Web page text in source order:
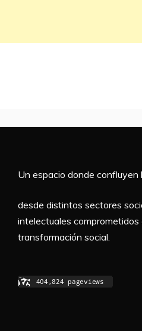
Un espacio donde confluyen
desde distintos sectores
intelectuales comprometidos
transformación social.